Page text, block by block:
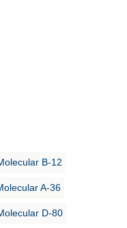
B-12
A-36
D-80